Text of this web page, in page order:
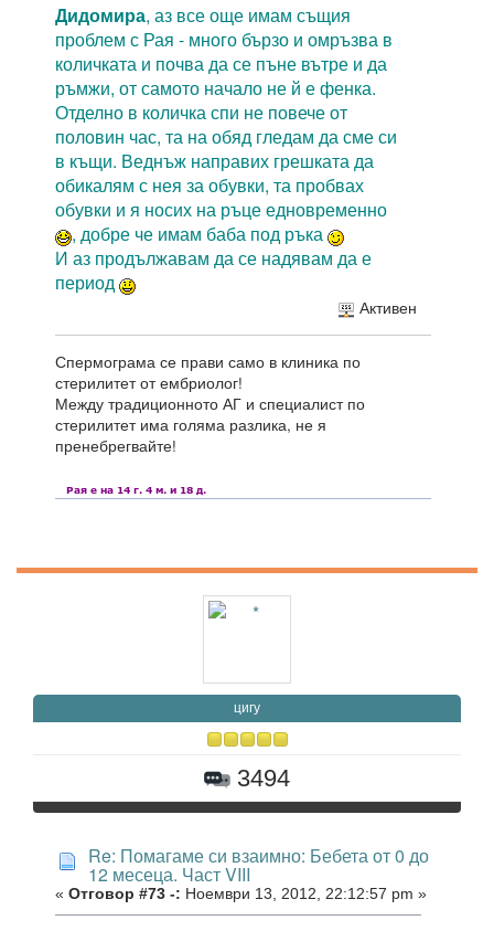
Дидомира, аз все още имам същия
проблем с Рая - много бързо и омръзва в
количката и почва да се пъне вътре и да
ръмжи, от самото начало не й е фенка.
Отделно в количка спи не повече от
половин час, та на обяд гледам да сме си
в къщи. Веднъж направих грешката да
обикалям с нея за обувки, та пробвах
обувки и я носих на ръце едновременно
, добре че имам баба под ръка
И аз продължавам да се надявам да е
период
Активен
Спермограма се прави само в клиника по
стерилитет от ембриолог!
Между традиционното АГ и специалист по
стерилитет има голяма разлика, не я
пренебрегвайте!
цигу
3494
Re: Помагаме си взаимно: Бебета от 0 до
12 месеца. Част VIII
« Отговор #73 -: Ноември 13, 2012, 22:12:57 pm »